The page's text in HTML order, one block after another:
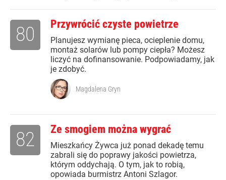
Przywrócić czyste powietrze
Planujesz wymianę pieca, ocieplenie domu,
montaż solarów lub pompy ciepła? Możesz
liczyć na dofinansowanie. Podpowiadamy, jak
je zdobyć.
80
Magdalena Gryn
Ze smogiem można wygrać
Mieszkańcy Żywca już ponad dekadę temu
zabrali się do poprawy jakości powietrza,
którym oddychają. O tym, jak to robią,
opowiada burmistrz Antoni Szlagor.
82